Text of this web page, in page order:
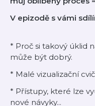
V epizodě s vámi
* Proč si takový úklid
může být dobrý.
* Malé vizualizační
* Přístupy, které lze
nové návyky...